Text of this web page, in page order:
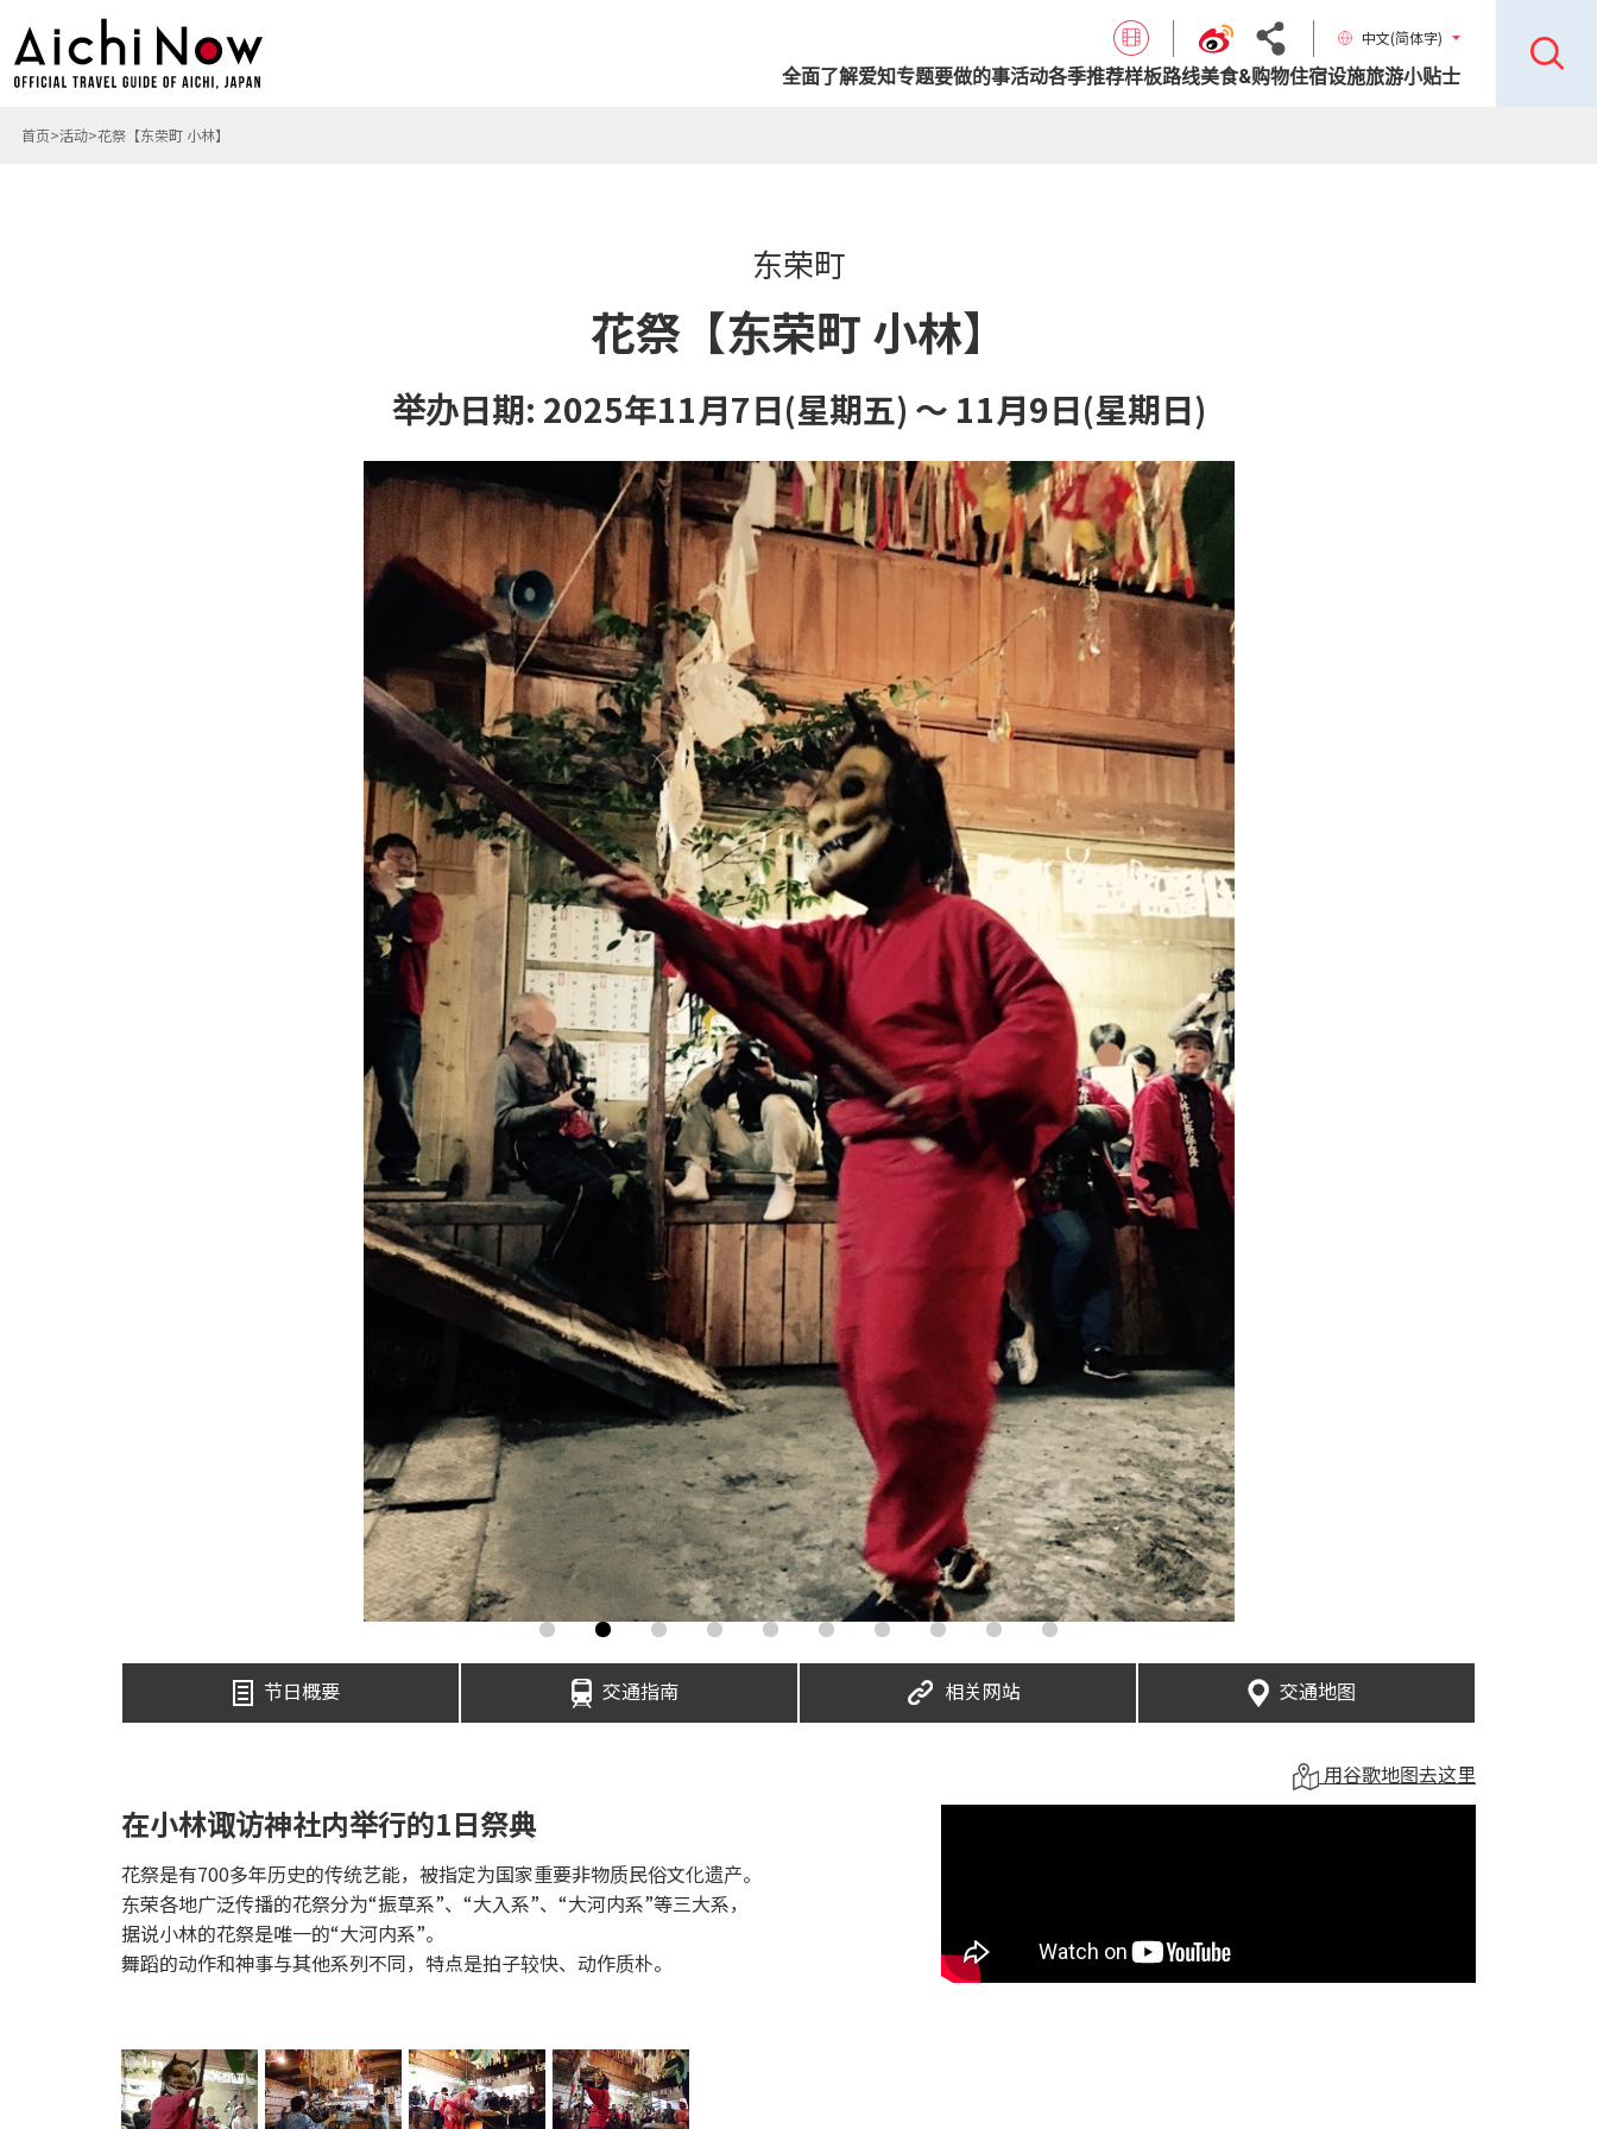
中文(简体字)
全面了解爱知专题要做的事活动各季推荐样板路线美食&购物住宿设施旅游小贴士
首页 活动 花祭【东荣町 小林】
东荣町
花祭【东荣町 小林】
举办日期: 2025年11月7日(星期五) ～ 11月9日(星期日)
节日概要 交通指南 相关网站 交通地图
用谷歌地图去这里
在小林诹访神社内举行的1日祭典
花祭是有700多年历史的传统艺能，被指定为国家重要非物质民俗文化遗产。
东荣各地广泛传播的花祭分为“振草系”、“大入系”、“大河内系”等三大系，
据说小林的花祭是唯一的“大河内系”。
舞蹈的动作和神事与其他系列不同，特点是拍子较快、动作质朴。